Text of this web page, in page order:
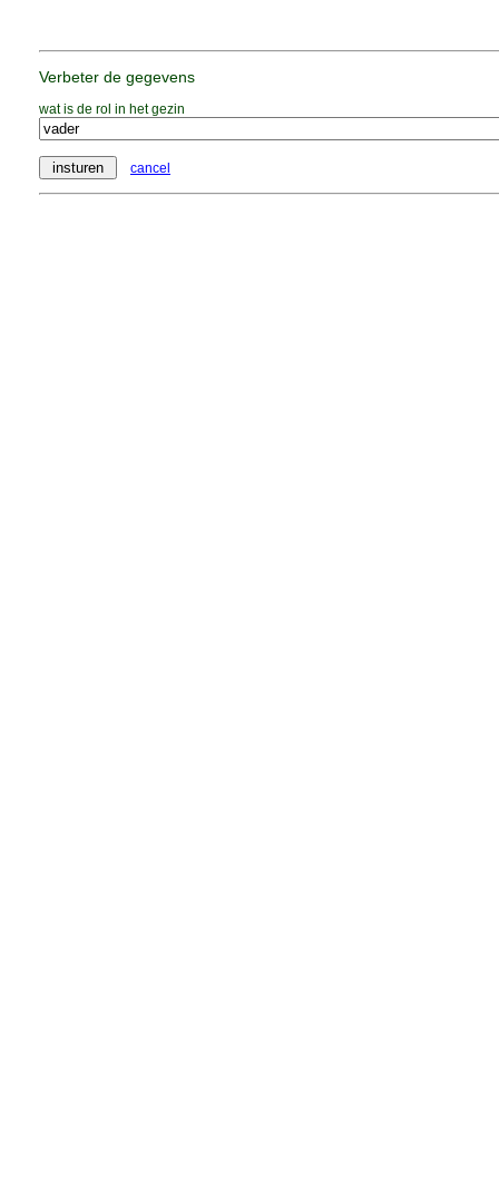
Verbeter de gegevens
wat is de rol in het gezin
cancel